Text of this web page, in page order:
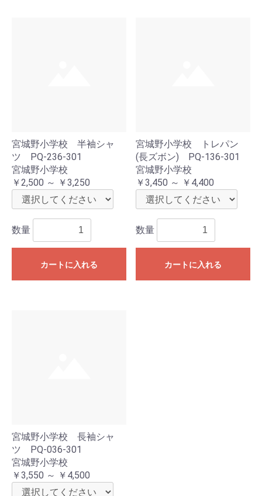
宮城野小学校 半袖シャ
ツ PQ-236-301
宮城野小学校
￥2,500 ～ ￥3,250
数量
カートに入れる
宮城野小学校 トレパン
(長ズボン) PQ-136-301
宮城野小学校
￥3,450 ～ ￥4,400
数量
カートに入れる
宮城野小学校 長袖シャ
ツ PQ-036-301
宮城野小学校
￥3,550 ～ ￥4,500